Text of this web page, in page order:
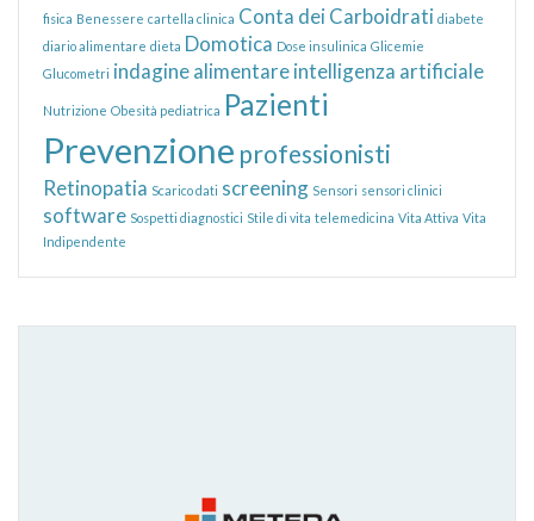
fisica Benessere cartella clinica Conta dei Carboidrati diabete
diario alimentare dieta Domotica Dose insulinica Glicemie
Glucometri indagine alimentareintelligenza artificiale
Nutrizione Obesità pediatrica Pazienti
Prevenzione professionisti
Retinopatia Scarico dati screening Sensori sensori clinici
software Sospetti diagnostici Stile di vita telemedicina Vita Attiva Vita
Indipendente